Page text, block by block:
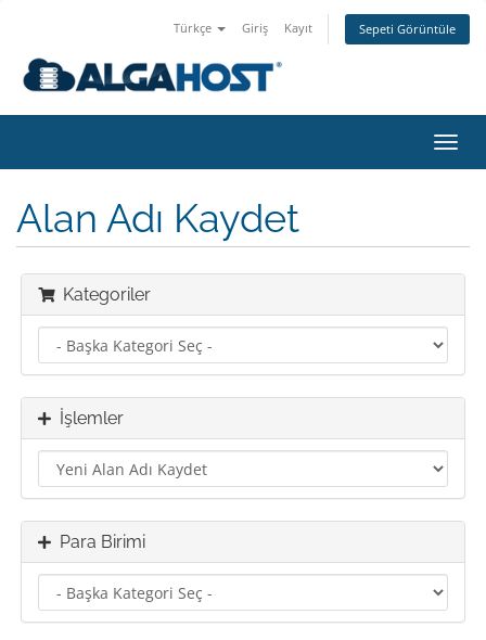
Türkçe Giriş Kayıt Sepeti Görüntüle
Alan Adı Kaydet
Kategoriler
İşlemler
Para Birimi